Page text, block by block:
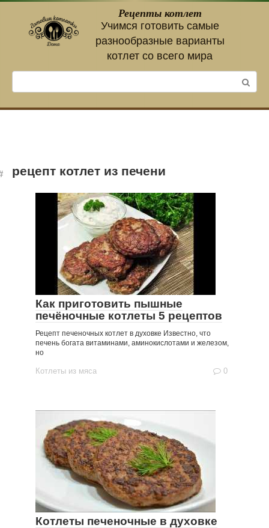
контенту
Рецепты котлет
Учимся готовить самые
разнообразные варианты
котлет со всего мира
рецепт котлет из печени
Как приготовить пышные
печёночные котлеты 5 рецептов
Рецепт печеночных котлет в духовке Известно, что
печень богата витаминами, аминокислотами и железом,
но
Котлеты из мяса 0
Котлеты печеночные в духовке